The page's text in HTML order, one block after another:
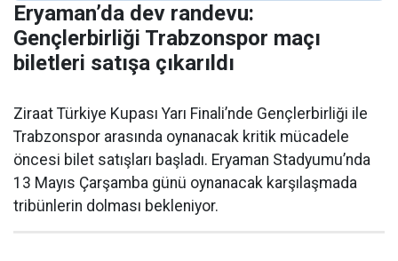
Eryaman’da dev randevu:
Gençlerbirliği Trabzonspor maçı
biletleri satışa çıkarıldı
Ziraat Türkiye Kupası Yarı Finali’nde Gençlerbirliği ile
Trabzonspor arasında oynanacak kritik mücadele
öncesi bilet satışları başladı. Eryaman Stadyumu’nda
13 Mayıs Çarşamba günü oynanacak karşılaşmada
tribünlerin dolması bekleniyor.